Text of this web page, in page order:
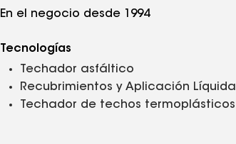
En el negocio desde 1994
Tecnologías
Techador asfáltico
Recubrimientos y Aplicación Líquida
Techador de techos termoplásticos